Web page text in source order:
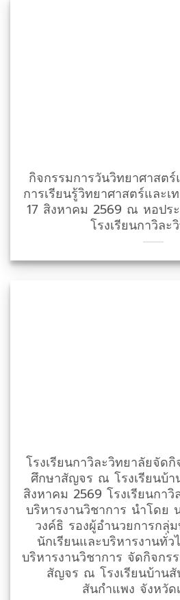
กิจกรรมการวันวิทยาศาสต
การเรียนรู้วิทยาศาสตร์และ
17 สิงหาคม 2569 ณ หอปร
โรงเรียนกาวิละ
โรงเรียนกาวิละวิทยาลัยจัด
ศึกษาสัญจร ณ โรงเรียนบ้
สิงหาคม 2569 โรงเรียนกา
บริหารงานวิชาการ นำโดย
วงค์ธิ รองผู้อำนวยการกลุ่
นักเรียนและบริหารงานทั่
บริหารงานวิชาการ จัดกิจกร
สัญจร ณ โรงเรียนบ้านสั
สันกำแพง จังหวัด